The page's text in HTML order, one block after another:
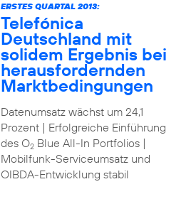
ERSTES QUARTAL 2013:
Telefónica
Deutschland mit
solidem Ergebnis bei
herausfordernden
Marktbedingungen
Datenumsatz wächst um 24,1
Prozent | Erfolgreiche Einführung
des O2Blue All-In Portfolios |
Mobilfunk-Serviceumsatz und
OIBDA-Entwicklung stabil